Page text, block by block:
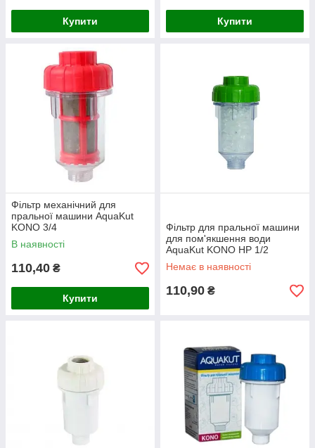
Купити Купити
Фільтр механічний для
пральної машини AquaKut
KONO 3/4
В наявності
110,40 ₴
Купити
Фільтр для пральної машини
для пом'якшення води
AquaKut KONO HP 1/2
Немає в наявності
110,90 ₴